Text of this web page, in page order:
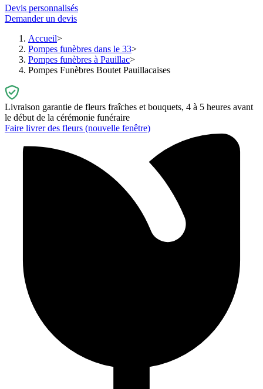
Devis personnalisés
Demander un devis
Accueil
Pompes funèbres dans le 33
Pompes funèbres à Pauillac
Pompes Funèbres Boutet Pauillacaises
Livraison garantie de fleurs fraîches et bouquets, 4 à 5 heures avant
le début de la cérémonie funéraire
Faire livrer des fleurs (nouvelle fenêtre)